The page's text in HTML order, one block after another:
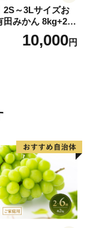
2S～3Lサイズお
田みかん 8kg+2kg
から12月下旬ま
送致します。 / 訳
10,000円